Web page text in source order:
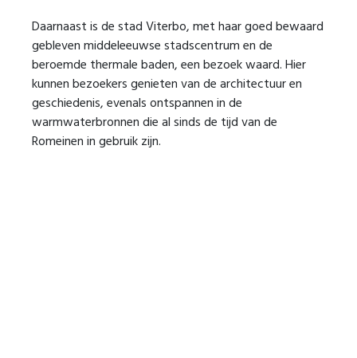
Daarnaast is de stad Viterbo, met haar goed bewaard
gebleven middeleeuwse stadscentrum en de
beroemde thermale baden, een bezoek waard. Hier
kunnen bezoekers genieten van de architectuur en
geschiedenis, evenals ontspannen in de
warmwaterbronnen die al sinds de tijd van de
Romeinen in gebruik zijn.